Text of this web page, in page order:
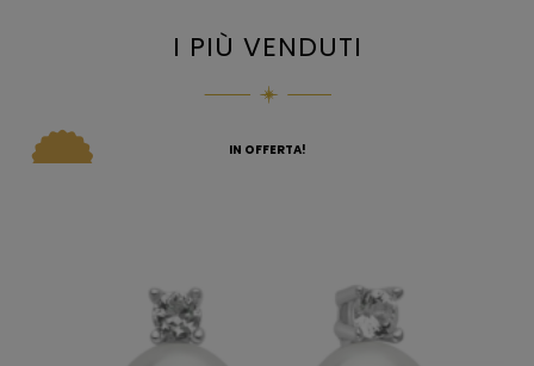
I PIÙ VENDUTI
IN OFFERTA!